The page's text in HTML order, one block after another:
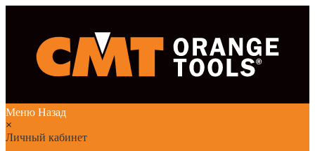
Меню Назад
×
Личный кабинет